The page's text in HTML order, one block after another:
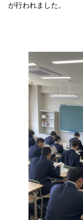
が行われました。